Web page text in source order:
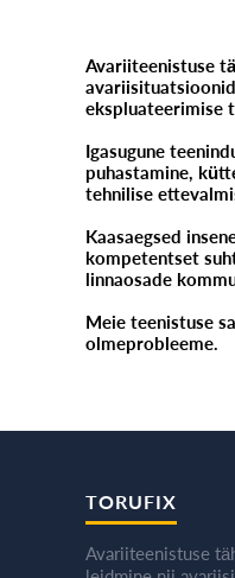
Avariiteenistuse
ekspluateerimise
Igasugune
puhastamine,
tehnilise
Kaasaegsed
kompetentset
linnaosade
Meie teenistuse
olmeprobleeme.
TORUFIX
Avariiteenistuse